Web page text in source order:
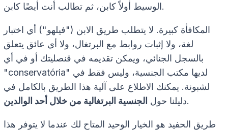
الوسيط أولاً كابن، ثم تطالب أنت أيضًا كابن.
المكافأة كبيرة. لا يتطلب طريق الابن ("فيلهو") أي اختبار
لغة، ولا إثبات روابط مع البرتغال، ولا أي عائق يتعلق
بالسجل الجنائي، ويمكن تقديمه في قنصليتك أو في أي
"conservatória" لديها مكتب الجنسية، وليس فقط في
لشبونة. يمكنك الاطلاع على آلية هذا الطريق بالكامل في
دليلنا حول الجنسية البرتغالية من خلال أحد الوالدين .
طريق الحفيد هو الخيار الوحيد المتاح لك عندما لا يتوفر هذا